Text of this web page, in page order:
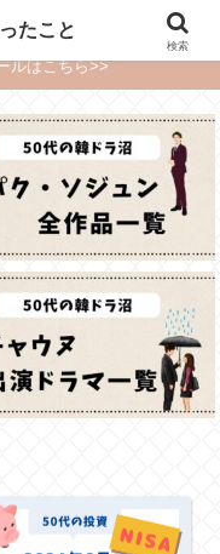
毎日が楽しくなる〜
ルはこちら>>
たこと
検索